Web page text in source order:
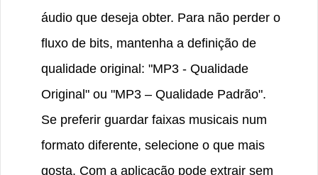
áudio que deseja obter. Para não perder o
fluxo de bits, mantenha a definição de
qualidade original: "MP3 - Qualidade
Original" ou "MP3 – Qualidade Padrão".
Se preferir guardar faixas musicais num
formato diferente, selecione o que mais
gosta. Com a aplicação pode extrair sem